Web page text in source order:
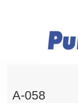
A-058